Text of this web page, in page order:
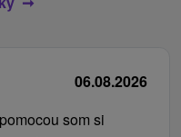
06.08.2026
som si